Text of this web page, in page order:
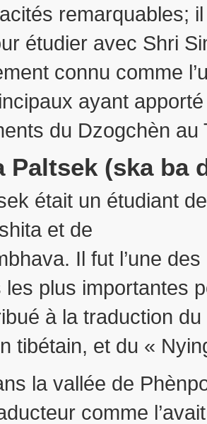
remarquables;
étudier avec Shri
connu comme
ayant
du Dzogchèn au
Paltsek (ska ba
était un étudiant de
et de
Il fut l’une des
les plus importantes
à la traduction du
tibétain, et du «
la vallée de
comme